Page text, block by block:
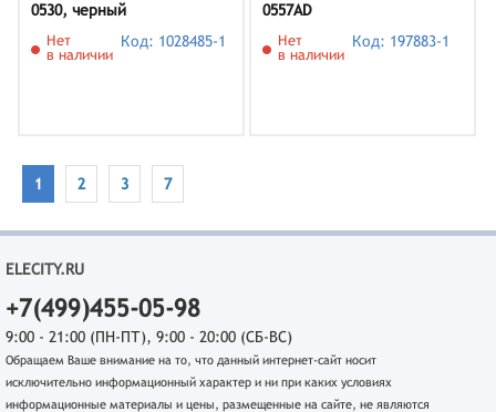
0530, черный
Нет
в наличии
Код: 1028485-1
0557AD
Нет
в наличии
Код: 197883-1
1 2 3 7
ELECITY.RU
+7(499)455-05-98
9:00 - 21:00 (ПН-ПТ), 9:00 - 20:00 (СБ-ВС)
Обращаем Ваше внимание на то, что данный интернет-сайт носит
исключительно информационный характер и ни при каких условиях
информационные материалы и цены, размещенные на сайте, не являются